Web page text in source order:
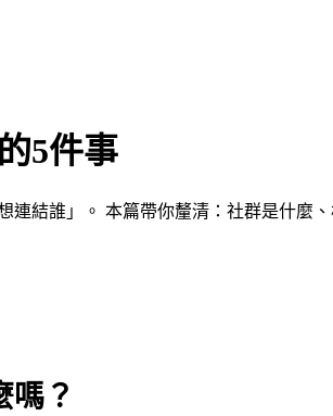
5件事
連結誰」。 本篇帶你釐清：社群是什麼
嗎？